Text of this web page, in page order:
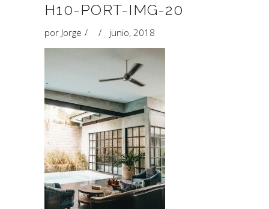
H10-PORT-IMG-20
por Jorge junio, 2018